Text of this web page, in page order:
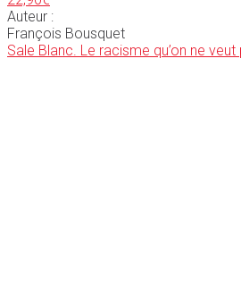
Auteur :
François Bousquet
Sale Blanc. Le racisme qu’on ne